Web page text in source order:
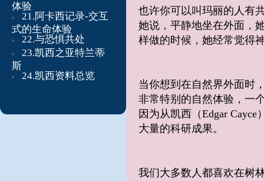
体验
21.阿卡西记录-交互
式的生命体验
22.与恐惧共处
23.凯西之亚特兰蒂
斯
24.凯西资料总览
也许你可以叫玛丽的人有
她说，平静地坐在外面，
样做的时候，她经常觉得
当你想到在自然界外面时
非常特别的自然体验，一
因为从凯西（Edgar
大量的科研成果。
我们大多数人都喜欢在树